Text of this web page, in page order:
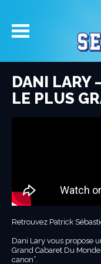
DANI LARY
LE PLUS
Retrouvez Patrick
Dani Lary vous propose
Grand Cabaret Du
canon”.